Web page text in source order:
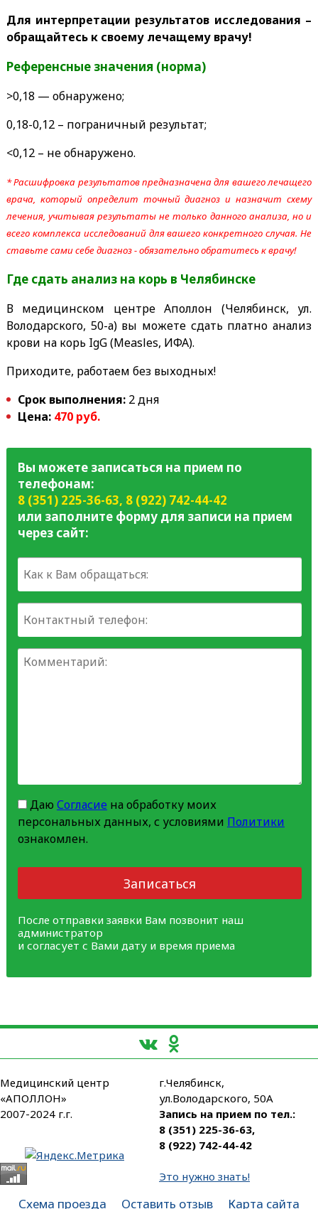
Для интерпретации результатов исследования –
обращайтесь к своему лечащему врачу!
Референсные значения (норма)
>0,18 — обнаружено;
0,18-0,12 – пограничный результат;
<0,12 – не обнаружено.
* Расшифровка результатов предназначена для вашего лечащего
врача, который определит точный диагноз и назначит схему
лечения, учитывая результаты не только данного анализа, но и
всего комплекса исследований для вашего конкретного случая. Не
ставьте сами себе диагноз - обязательно обратитесь к врачу!
Где сдать анализ на корь в Челябинске
В медицинском центре Аполлон (Челябинск, ул.
Володарского, 50-а) вы можете сдать платно анализ
крови на корь IgG (Measles, ИФА).
Приходите, работаем без выходных!
Срок выполнения:2 дня
Цена: 470 руб.
Вы можете записаться на прием по
телефонам:
8 (351) 225-36-63, 8 (922) 742-44-42
или заполните форму для записи на прием
через сайт:
Даю Согласиена обработку моих
персональных данных, с условиями Политики
ознакомлен.
Записаться
После отправки заявки Вам позвонит наш
администратор
и согласует с Вами дату и время приема
Медицинский центр
«АПОЛЛОН»
2007-2024 г.г.
г.Челябинск,
ул.Володарского, 50А
Запись на прием по тел.:
8 (351) 225-36-63,
8 (922) 742-44-42
Это нужно знать!
Схема проезда Оставить отзыв Карта сайта